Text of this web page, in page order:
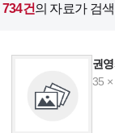
734건의 자료가 검
권
35 ×